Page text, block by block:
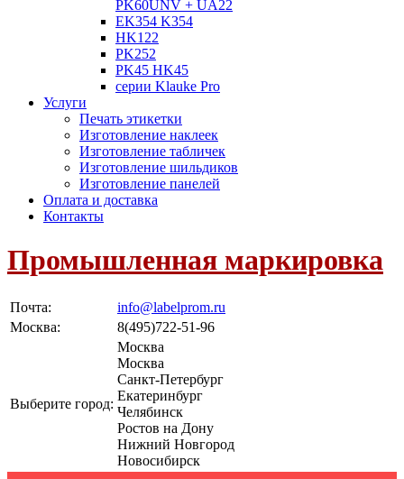
PK60UNV + UA22
EK354 K354
HK122
PK252
PK45 HK45
серии Klauke Pro
Услуги
Печать этикетки
Изготовление наклеек
Изготовление табличек
Изготовление шильдиков
Изготовление панелей
Оплата и доставка
Контакты
Промышленная маркировка
Почта:
info@labelprom.ru
Москва: 8(495)722-51-96
Выберите город:
Москва
Москва
Санкт-Петербург
Екатеринбург
Челябинск
Ростов на Дону
Нижний Новгород
Новосибирск